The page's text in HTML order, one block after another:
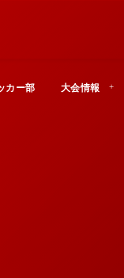
カー部 大会情報